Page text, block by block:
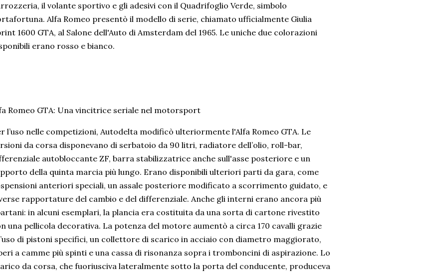
il volante sportivo e gli adesivi con il Quadrifoglio Verde, simbolo
Alfa Romeo presentò il modello di serie, chiamato ufficialmente Giulia
1600 GTA, al Salone dell'Auto di Amsterdam del 1965. Le uniche due colorazioni
erano rosso e bianco.
Romeo GTA: Una vincitrice seriale nel motorsport
l’uso nelle competizioni, Autodelta modificò ulteriormente l'Alfa Romeo GTA. Le
da corsa disponevano di serbatoio da 90 litri, radiatore dell’olio, roll-bar,
autobloccante ZF, barra stabilizzatrice anche sull'asse posteriore e un
della quinta marcia più lungo. Erano disponibili ulteriori parti da gara, come
anteriori speciali, un assale posteriore modificato a scorrimento guidato, e
rapportature del cambio e del differenziale. Anche gli interni erano ancora più
in alcuni esemplari, la plancia era costituita da una sorta di cartone rivestito
una pellicola decorativa. La potenza del motore aumentò a circa 170 cavalli grazie
di pistoni specifici, un collettore di scarico in acciaio con diametro maggiorato,
a camme più spinti e una cassa di risonanza sopra i tromboncini di aspirazione. Lo
da corsa, che fuoriusciva lateralmente sotto la porta del conducente, produceva